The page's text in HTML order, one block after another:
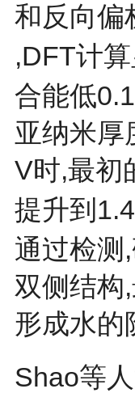
和反向偏
,DFT计
合能低
亚纳米厚
V时,最初
提升到
通过检测
双侧结构
形成水的
Shao等